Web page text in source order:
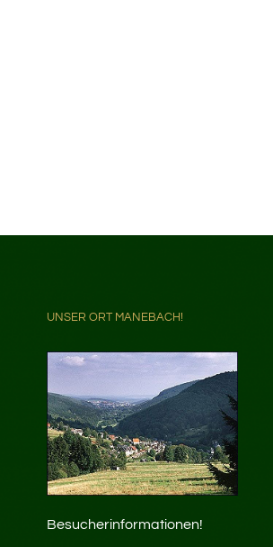
UNSER ORT MANEBACH!
Besucherinformationen!